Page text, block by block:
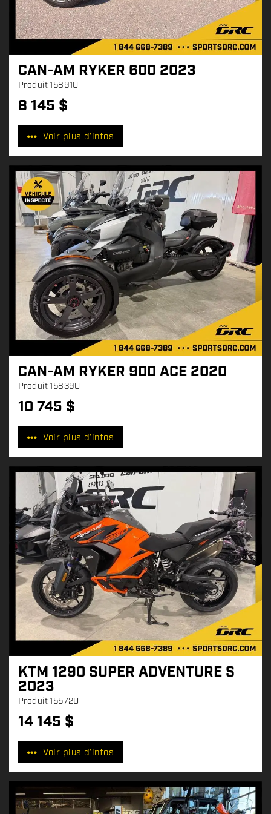
CAN-AM RYKER 600 2023
Produit15891U
P
r
x
8 145 $
Voir plus d'infos
CAN-AM RYKER 900 ACE 2020
Produit15839U
P
r
x
10 745 $
Voir plus d'infos
KTM 1290 SUPER ADVENTURE S
2023
Produit15572U
P
r
x
:
14 145 $
Voir plus d'infos